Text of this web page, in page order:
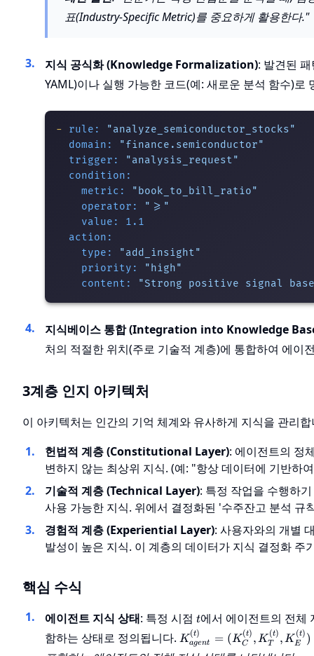
표(Industry-Specific Metric)를 중요하게 활용한다."
지식 공식화 (Knowledge Formalization): 발견된
YAML)이나 실행 가능한 코드(예: 새로운 분석 함수)로
- rule:
"analyze_semiconductor_stocks"
domain:
"finance.semiconductor"
trigger:
"analysis_request"
condition:
metric:
"book_to_bill_ratio"
operator:
">="
value:
1.1
action:
type:
"add_insight"
priority:
"high"
content:
"Strong positive signal
지식베이스 통합 (Integration into Knowledge
처의 적절한 위치(주로 기술적 계층)에 통합하여 에이
3계층 인지 아키텍처
이 아키텍처는 인간의 기억 체계와 유사하게 지식을 관리
헌법적 계층 (Constitutional Layer): 에이전트의 정
변하지 않는 최상위 지식. (예: "항상 데이터에 기반하
기술적 계층 (Technical Layer): 특정 작업을 수행하
사용 가능한 지식. 위에서 결정화된 '수주잔고 분석 규
경험적 계층 (Experiential Layer): 사용자와의 개별
발성이 높은 지식. 이 계층의 데이터가 지식 결정화 주
핵심 수식
에이전트 지식 상태: 특정 시점 t
t에서 에이전트의 전체
함하는 상태로 정의됩니다. K_{agent}^{(t)}
= (K_C^{(t)},
Kagent
(t) = (KC
(t) , KT
(t) , KE
(t) )